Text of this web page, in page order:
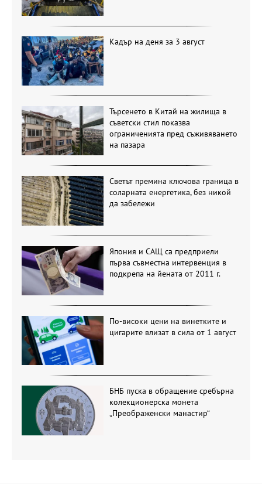
Кадър на деня за 3 август
Търсенето в Китай на жилища в
съветски стил показва
ограниченията пред съживяването
на пазара
Светът премина ключова граница в
соларната енергетика, без никой
да забележи
Япония и САЩ са предприели
първа съвместна интервенция в
подкрепа на йената от 2011 г.
По-високи цени на винетките и
цигарите влизат в сила от 1 август
БНБ пуска в обращение сребърна
колекционерска монета
„Преображенски манастир“